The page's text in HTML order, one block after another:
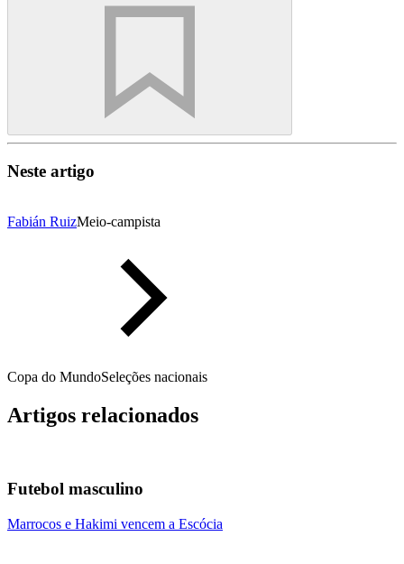
Neste artigo
Fabián RuizMeio-campista
Copa do MundoSeleções nacionais
Artigos relacionados
Futebol masculino
Marrocos e Hakimi vencem a Escócia